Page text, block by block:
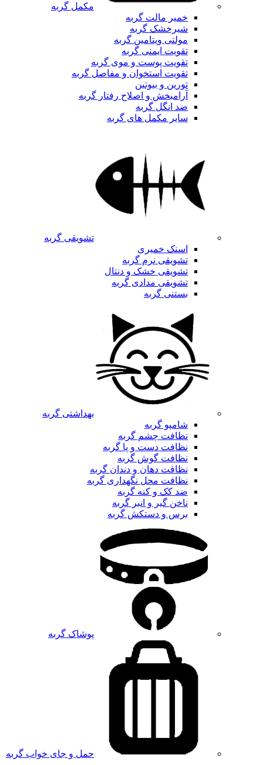
مکمل گربه
خمیر مالت گربه
شیرخشک گربه
مولتی ویتامین گربه
تقویت ایمنی گربه
تقویت پوست و موی گربه
تقویت استخوان و مفاصل گربه
تورین و بیوتین
آرامبخش و اصلاح رفتار گربه
ضد انگل گربه
سایر مکمل های گربه
تشویقی گربه
اسنک خمیری
تشویقی نرم گربه
تشویقی خشک و دنتال
تشویقی مدادی گربه
بستنی گربه
بهداشتی گربه
شامپو گربه
نظافت چشم گربه
نظافت دست و پا گربه
نظافت گوش گربه
نظافت دهان و دندان گربه
نظافت محل نگهداری گربه
ضد کک و کنه گربه
ناخن گیر و انبر گربه
برس و دستکش گربه
پوشاک گربه
حمل و جای خواب گربه